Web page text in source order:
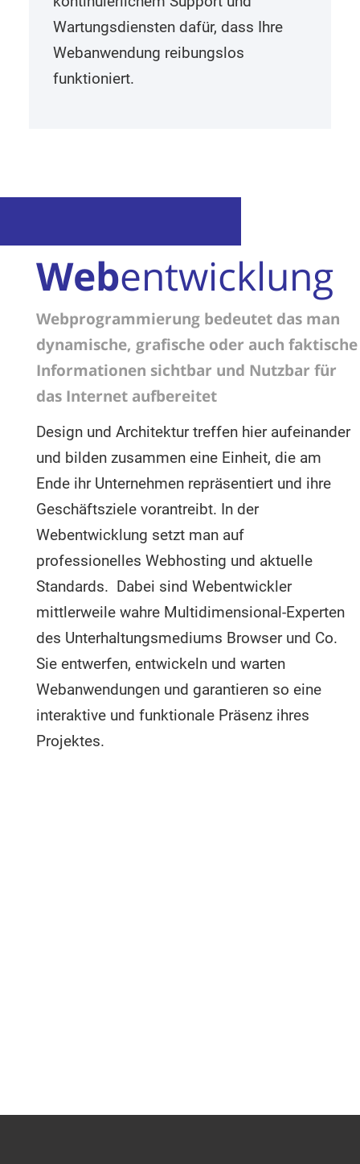
Wartungsdiensten dafür, dass Ihre
Webanwendung reibungslos
funktioniert.
Webentwicklung
Webprogrammierung bedeutet das man
dynamische, grafische oder auch faktische
Informationen sichtbar und Nutzbar für
das Internet aufbereitet
Design und Architektur treffen hier aufeinander
und bilden zusammen eine Einheit, die am
Ende ihr Unternehmen repräsentiert und ihre
Geschäftsziele vorantreibt. In der
Webentwicklung setzt man auf
professionelles Webhosting und aktuelle
Standards. Dabei sind Webentwickler
mittlerweile wahre Multidimensional-Experten
des Unterhaltungsmediums Browser und Co.
Sie entwerfen, entwickeln und warten
Webanwendungen und garantieren so eine
interaktive und funktionale Präsenz ihres
Projektes.